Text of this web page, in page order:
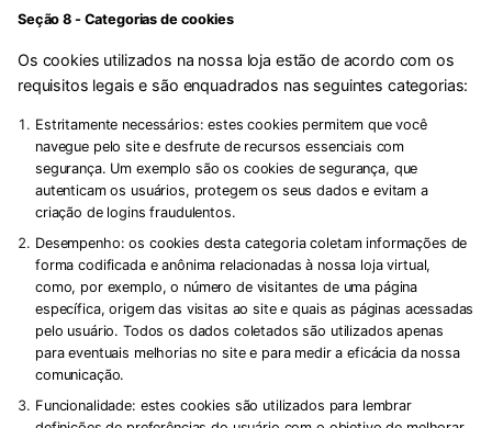
Seção 8 - Categorias de cookies
Os cookies utilizados na nossa loja estão de acordo com os
requisitos legais e são enquadrados nas seguintes categorias:
Estritamente necessários: estes cookies permitem que você
navegue pelo site e desfrute de recursos essenciais com
segurança. Um exemplo são os cookies de segurança, que
autenticam os usuários, protegem os seus dados e evitam a
criação de logins fraudulentos.
Desempenho: os cookies desta categoria coletam informações de
forma codificada e anônima relacionadas à nossa loja virtual,
como, por exemplo, o número de visitantes de uma página
específica, origem das visitas ao site e quais as páginas acessadas
pelo usuário. Todos os dados coletados são utilizados apenas
para eventuais melhorias no site e para medir a eficácia da nossa
comunicação.
Funcionalidade: estes cookies são utilizados para lembrar